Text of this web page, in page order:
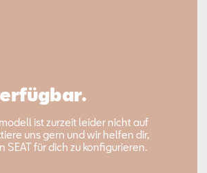
ist zurzeit leider nicht auf
uns gern und wir helfen dir,
SEAT für dich zu konfigurieren.